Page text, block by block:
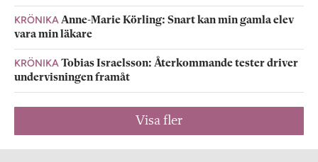
KRÖNIKA Anne-Marie Körling: Snart kan min gamla elev
vara min läkare
KRÖNIKA Tobias Israelsson: Återkommande tester driver
undervisningen framåt
Visa fler